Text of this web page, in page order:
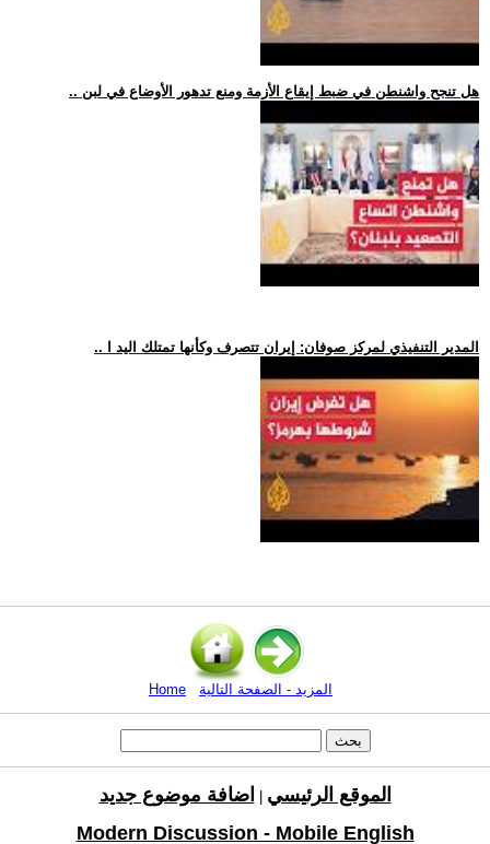
.. هل تنجح واشنطن في ضبط إيقاع الأزمة ومنع تدهور الأوضاع في لبن
.. المدير التنفيذي لمركز صوفان: إيران تتصرف وكأنها تمتلك اليد ا
Home المزيد - الصفحة التالية
الموقع الرئيسي
اضافة موضوع جديد
Modern Discussion - Mobile English